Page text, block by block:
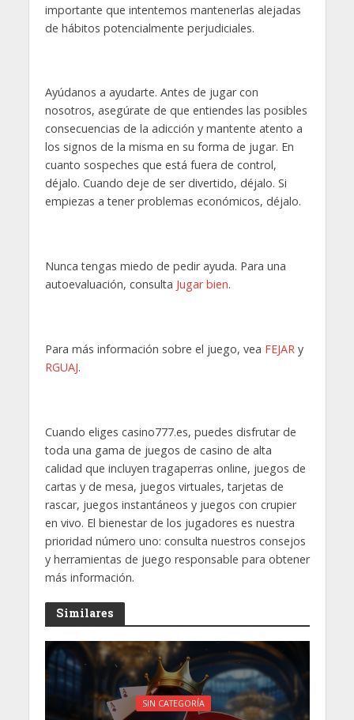
importante que intentemos mantenerlas alejadas
de hábitos potencialmente perjudiciales.
Ayúdanos a ayudarte. Antes de jugar con
nosotros, asegúrate de que entiendes las posibles
consecuencias de la adicción y mantente atento a
los signos de la misma en su forma de jugar. En
cuanto sospeches que está fuera de control,
déjalo. Cuando deje de ser divertido, déjalo. Si
empiezas a tener problemas económicos, déjalo.
Nunca tengas miedo de pedir ayuda. Para una
autoevaluación, consulta Jugar bien.
Para más información sobre el juego, vea FEJARy
RGUAJ.
Cuando eliges casino777.es, puedes disfrutar de
toda una gama de juegos de casino de alta
calidad que incluyen tragaperras online, juegos de
cartas y de mesa, juegos virtuales, tarjetas de
rascar, juegos instantáneos y juegos con crupier
en vivo. El bienestar de los jugadores es nuestra
prioridad número uno: consulta nuestros consejos
y herramientas de juego responsable para obtener
más información.
Similares
SIN CATEGORÍA